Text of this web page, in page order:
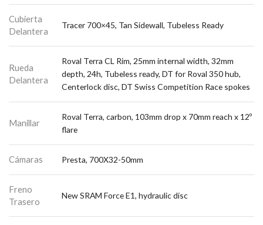
Cubierta
Delantera
Tracer 700×45, Tan Sidewall, Tubeless Ready
Rueda
Delantera
Roval Terra CL Rim, 25mm internal width, 32mm
depth, 24h, Tubeless ready, DT for Roval 350 hub,
Centerlock disc, DT Swiss Competition Race spokes
Manillar
Roval Terra, carbon, 103mm drop x 70mm reach x 12º
flare
Cámaras Presta, 700X32-50mm
Freno
Trasero
New SRAM Force E1, hydraulic disc